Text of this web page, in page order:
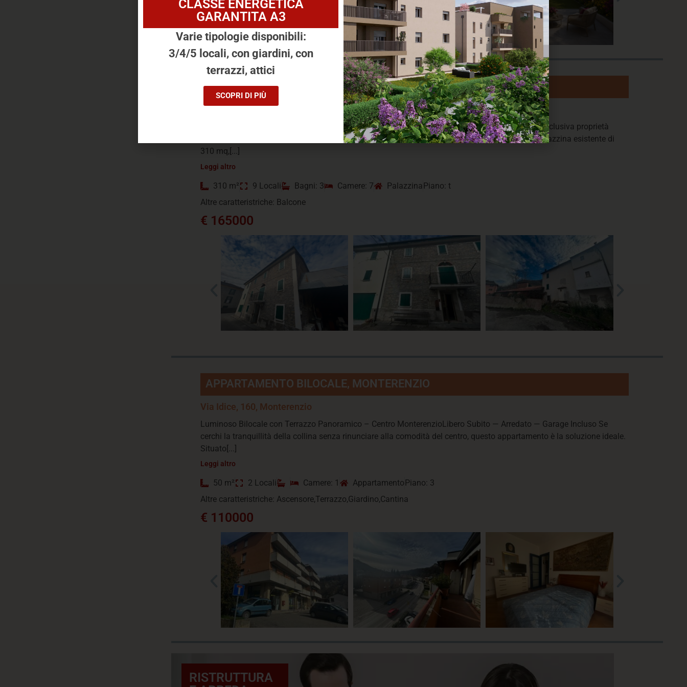
PALAZZINA, MONTERENZIO
Via Idice, 273, Monterenzio
Splendida Opportunità di Sviluppo Immobiliare in Via Idice Proponiamo in vendita/sviluppo un’esclusiva proprietà
situata nella richiestissima e verdeggiante zona di Via Idice. Il complesso è composto da una palazzina esistente di
310 mq,[...]
Leggi altro
310 m² 9 Locali Bagni: 3 Camere: 7 Palazzina Piano: t
Altre caratteristriche: Balcone
€ 165000
APPARTAMENTO BILOCALE, MONTERENZIO
Via Idice, 160, Monterenzio
Luminoso Bilocale con Terrazzo Panoramico – Centro MonterenzioLibero Subito — Arredato — Garage Incluso Se
cerchi la tranquillità della collina senza rinunciare alla comodità del centro, questo appartamento è la soluzione ideale.
Situato[...]
Leggi altro
50 m² 2 Locali Camere: 1 AppartamentoPiano: 3
Altre caratteristriche: Ascensore,Terrazzo,Giardino,Cantina
€ 110000
RISTRUTTURA
CLASSE ENERGETICA
GARANTITA A3
Varie tipologie disponibili:
3/4/5 locali, con giardini, con
terrazzi, attici
SCOPRI DI PIÙ